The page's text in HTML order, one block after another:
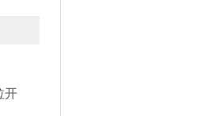
开